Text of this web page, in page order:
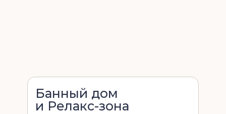
Банный дом
и Релакс-зона